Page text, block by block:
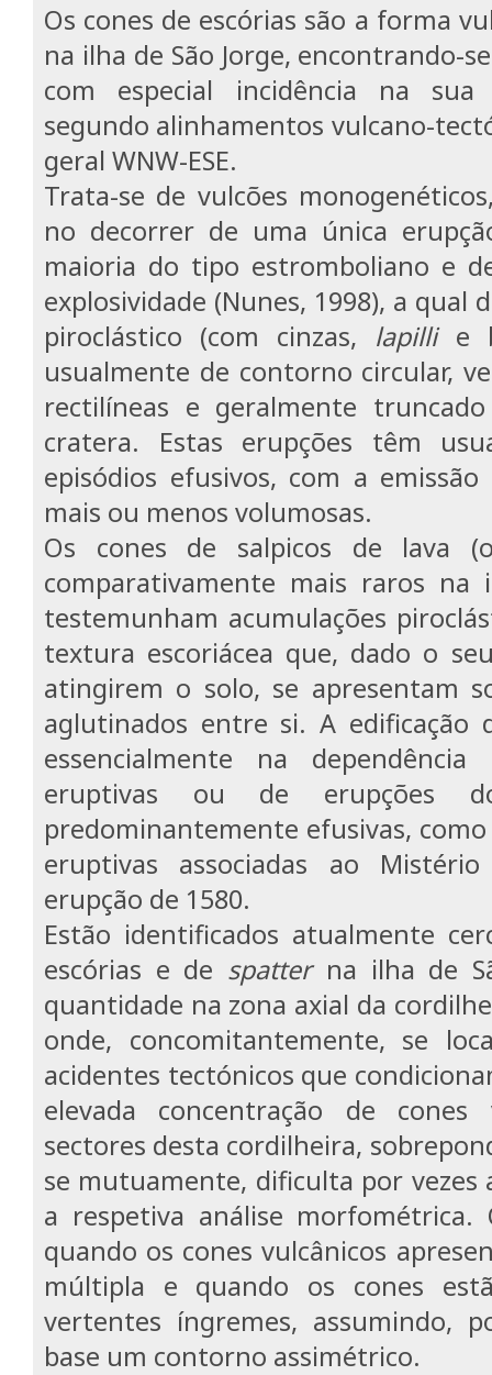
Os cones de escórias são a forma
na ilha de São Jorge, encontrando-
com especial incidência na sua
segundo alinhamentos vulcano-
geral WNW-ESE.
Trata-se de vulcões
no decorrer de uma única
maioria do tipo estromboliano e
explosividade (Nunes, 1998), a qual
piroclástico (com cinzas, lapillie
usualmente de contorno circular,
rectilíneas e geralmente
cratera. Estas erupções têm
episódios efusivos, com a emissão
mais ou menos volumosas.
Os cones de salpicos de lava
comparativamente mais raros na
testemunham acumulações
textura escoriácea que, dado o
atingirem o solo, se apresentam
aglutinados entre si. A edificação
essencialmente na
eruptivas ou de erupções
predominantemente efusivas, como
eruptivas associadas ao
erupção de 1580.
Estão identificados atualmente
escórias e de spatterna ilha de
quantidade na zona axial da
onde, concomitantemente, se
acidentes tectónicos que
elevada concentração de cones
sectores desta cordilheira,
se mutuamente, dificulta por vezes
a respetiva análise morfométrica.
quando os cones vulcânicos
múltipla e quando os cones
vertentes íngremes, assumindo,
base um contorno assimétrico.